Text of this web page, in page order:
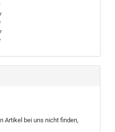
Artikel bei uns nicht finden,